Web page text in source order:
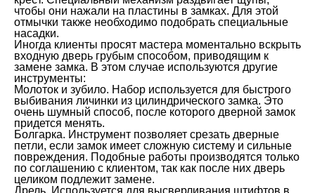
чтобы они нажали на пластины в замках. Для этой
отмычки также необходимо подобрать специальные
насадки.
Иногда клиенты просят мастера моментально вскрыть
входную дверь грубым способом, приводящим к
замене замка. В этом случае используются другие
инструменты:
Молоток и зубило. Набор используется для быстрого
выбивания личинки из цилиндрического замка. Это
очень шумный способ, после которого дверной замок
придется менять.
Болгарка. Инструмент позволяет срезать дверные
петли, если замок имеет сложную систему и сильные
повреждения. Подобные работы производятся только
по соглашению с клиентом, так как после них дверь
целиком подлежит замене.